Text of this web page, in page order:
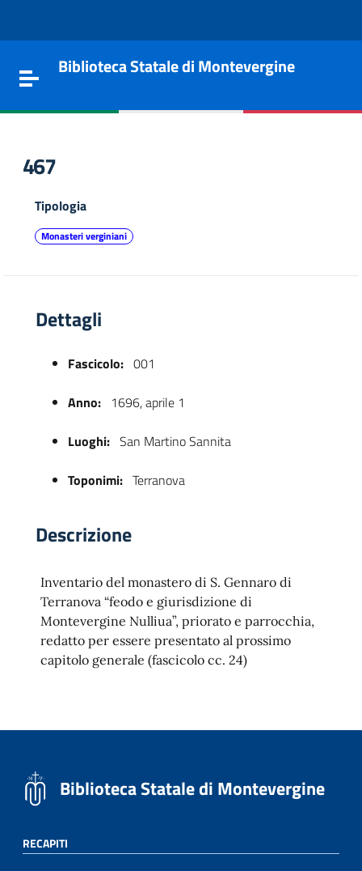
Toggle navigation
Biblioteca Statale di Montevergine
467
Tipologia
Monasteri verginiani
Dettagli
Fascicolo: 001
Anno: 1696, aprile 1
Luoghi: San Martino Sannita
Toponimi: Terranova
Descrizione
Inventario del monastero di S. Gennaro di
Terranova “feodo e giurisdizione di
Montevergine Nulliua”, priorato e parrocchia,
redatto per essere presentato al prossimo
capitolo generale (fascicolo cc. 24)
Biblioteca Statale di Montevergine
RECAPITI